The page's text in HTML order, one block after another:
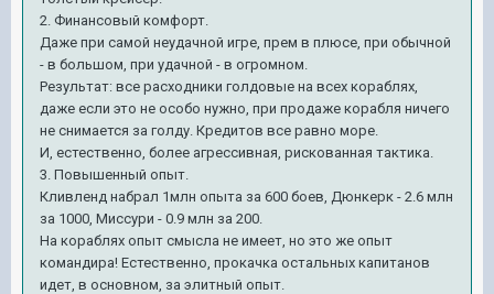
2. Финансовый комфорт.
Даже при самой неудачной игре, прем в плюсе, при обычной
- в большом, при удачной - в огромном.
Результат: все расходники голдовые на всех кораблях,
даже если это не особо нужно, при продаже корабля ничего
не снимается за голду. Кредитов все равно море.
И, естественно, более агрессивная, рискованная тактика.
3. Повышенный опыт.
Кливленд набрал 1млн опыта за 600 боев, Дюнкерк - 2.6 млн
за 1000, Миссури - 0.9 млн за 200.
На кораблях опыт смысла не имеет, но это же опыт
командира! Естественно, прокачка остальных капитанов
идет, в основном, за элитный опыт.